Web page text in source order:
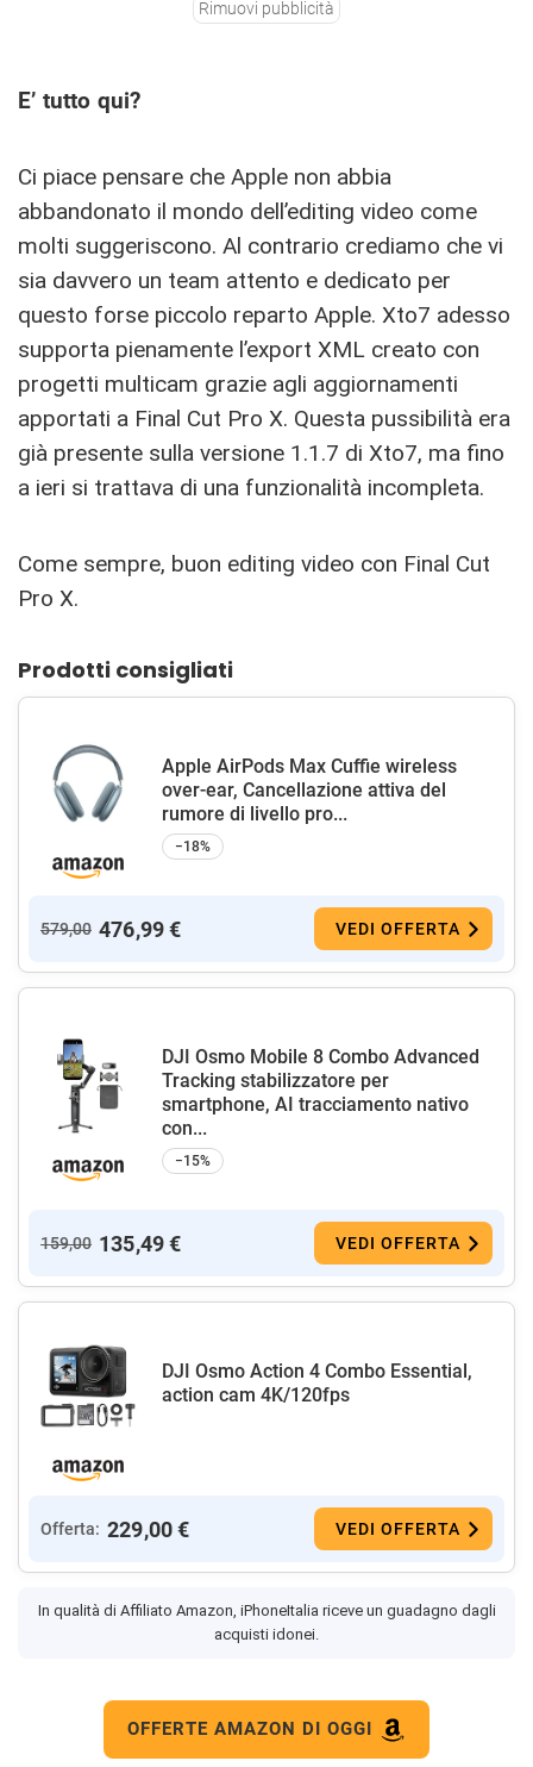
Rimuovi pubblicità
E’ tutto qui?
Ci piace pensare che Apple non abbia
abbandonato il mondo dell’editing video come
molti suggeriscono. Al contrario crediamo che vi
sia davvero un team attento e dedicato per
questo forse piccolo reparto Apple. Xto7 adesso
supporta pienamente l’export XML creato con
progetti multicam grazie agli aggiornamenti
apportati a Final Cut Pro X. Questa pussibilità era
già presente sulla versione 1.1.7 di Xto7, ma fino
a ieri si trattava di una funzionalità incompleta.
Come sempre, buon editing video con Final Cut
Pro X.
Prodotti consigliati
Apple AirPods Max Cuffie wireless
over-ear, Cancellazione attiva del
rumore di livello pro...
−18%
579,00 476,99 € VEDI OFFERTA
DJI Osmo Mobile 8 Combo Advanced
Tracking stabilizzatore per
smartphone, AI tracciamento nativo
con...
−15%
159,00 135,49 € VEDI OFFERTA
DJI Osmo Action 4 Combo Essential,
action cam 4K/120fps
Offerta: 229,00 € VEDI OFFERTA
In qualità di Affiliato Amazon, iPhoneItalia riceve un guadagno dagli
acquisti idonei.
OFFERTE AMAZON DI OGGI